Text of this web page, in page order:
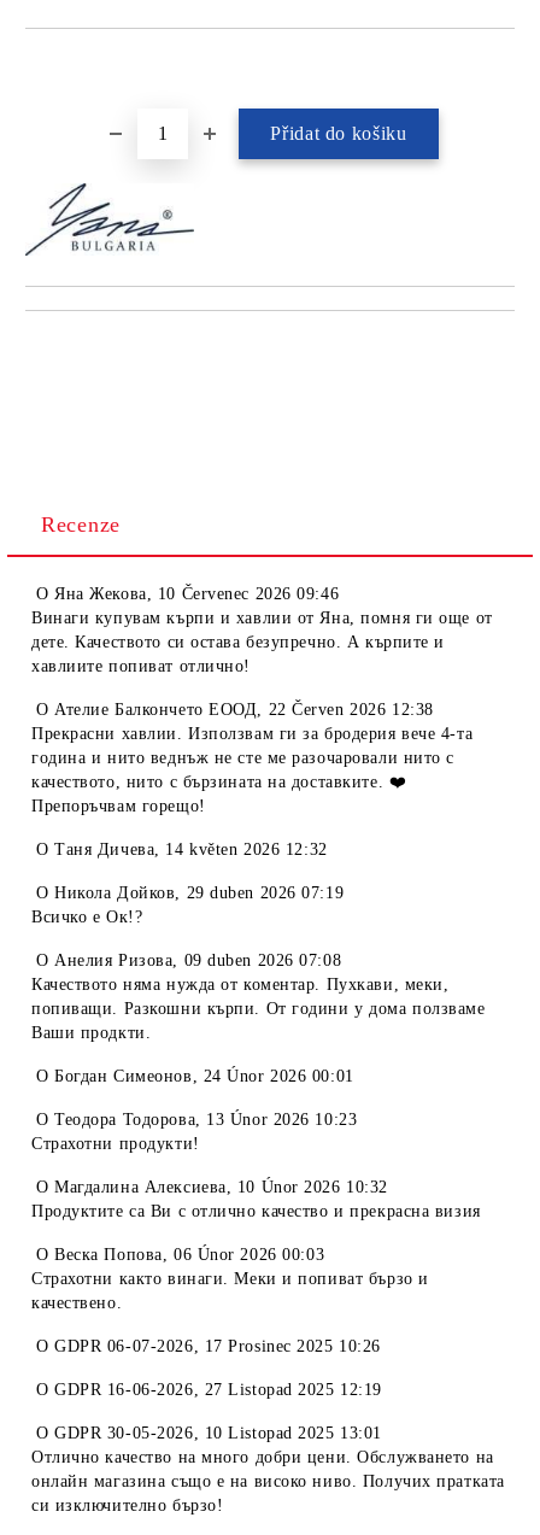
Recenze
OЯна Жекова, 10 Červenec 2026 09:46
Винаги купувам кърпи и хавлии от Яна, помня ги още от
дете. Качеството си остава безупречно. А кърпите и
хавлиите попиват отлично!
OАтелие Балкончето ЕООД, 22 Červen 2026 12:38
Прекрасни хавлии. Използвам ги за бродерия вече 4-та
година и нито веднъж не сте ме разочаровали нито с
качеството, нито с бързината на доставките. ❤️
Препоръчвам горещо!
OТаня Дичева, 14 květen 2026 12:32
OНикола Дойков, 29 duben 2026 07:19
Всичко е Ок!?
OАнелия Ризова, 09 duben 2026 07:08
Качеството няма нужда от коментар. Пухкави, меки,
попиващи. Разкошни кърпи. От години у дома ползваме
Ваши продкти.
OБогдан Симеонов , 24 Únor 2026 00:01
OТеодора Тодорова, 13 Únor 2026 10:23
Страхотни продукти!
OМагдалина Алексиева, 10 Únor 2026 10:32
Продуктите са Ви с отлично качество и прекрасна визия
OВеска Попова, 06 Únor 2026 00:03
Страхотни както винаги. Меки и попиват бързо и
качествено.
OGDPR 06-07-2026, 17 Prosinec 2025 10:26
OGDPR 16-06-2026, 27 Listopad 2025 12:19
OGDPR 30-05-2026, 10 Listopad 2025 13:01
Отлично качество на много добри цени. Обслужването на
онлайн магазина също е на високо ниво. Получих пратката
си изключително бързо!